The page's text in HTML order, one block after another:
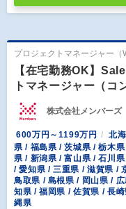
プロジェクトマネージャー（
【在宅勤務OK】
トマネージャー（コ
株式会社メンバーズ
600万円～1199万円
北
県 / 福島県 / 茨城県 / 栃木
県 / 新潟県 / 富山県 / 石川
/ 愛知県 / 三重県 / 滋賀県 /
鳥取県 / 島根県 / 岡山県 /
知県 / 福岡県 / 佐賀県 / 長
縄県